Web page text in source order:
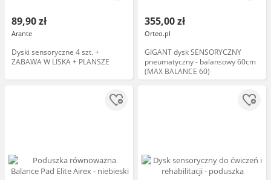
89,90 zł
Arante
Dyski sensoryczne 4 szt. +
ZABAWA W LISKA + PLANSZE
355,00 zł
Orteo.pl
GIGANT dysk SENSORYCZNY
pneumatyczny - balansowy 60cm
(MAX BALANCE 60)